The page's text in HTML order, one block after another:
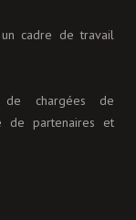
cadre de travail
de chargées de
de partenaires et